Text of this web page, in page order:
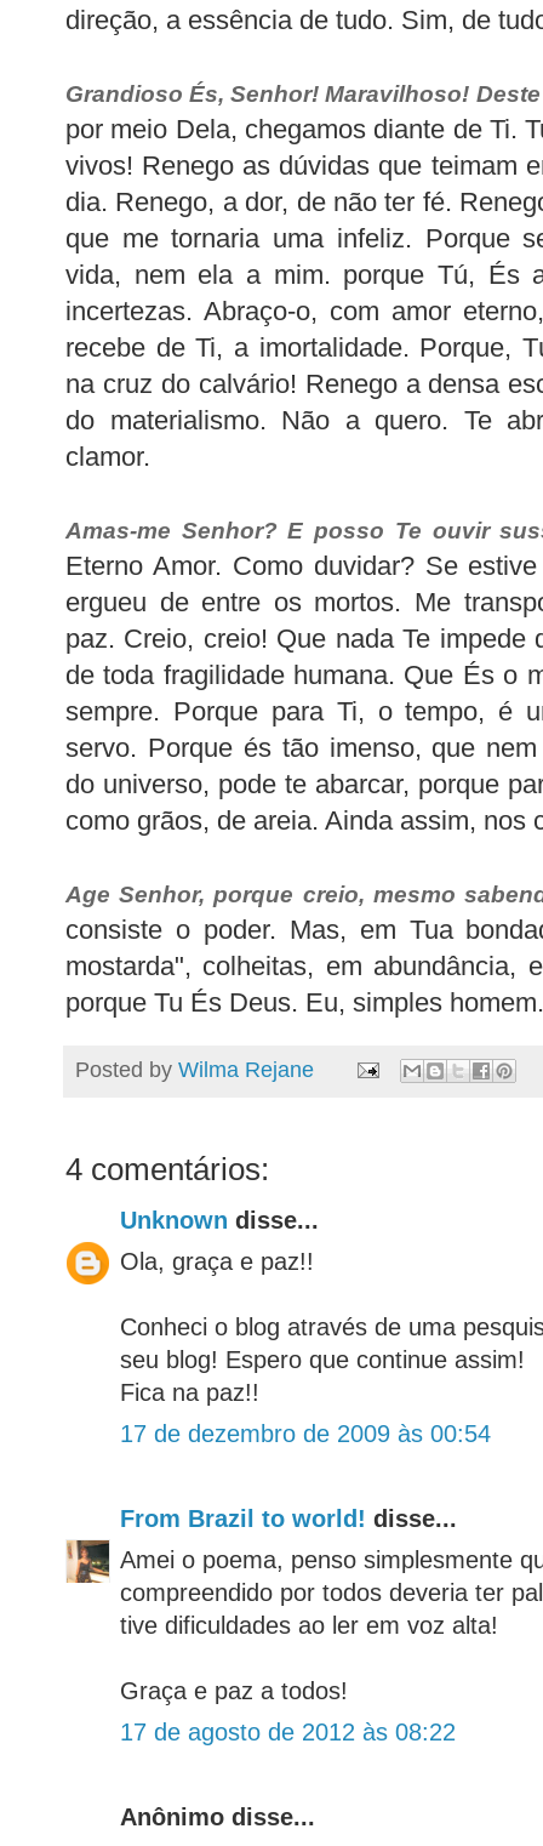
direção, a essência de tudo. Sim, de
Grandioso És, Senhor! Maravilhoso! Deste
por meio Dela, chegamos diante de Ti.
vivos! Renego as dúvidas que teimam
dia. Renego, a dor, de não ter fé.
que me tornaria uma infeliz. Porque
vida, nem ela a mim. porque Tú, És
incertezas. Abraço-o, com amor
recebe de Ti, a imortalidade. Porque,
na cruz do calvário! Renego a densa
do materialismo. Não a quero. Te
clamor.
Amas-me Senhor? E posso Te ouvir
Eterno Amor. Como duvidar? Se
ergueu de entre os mortos. Me
paz. Creio, creio! Que nada Te impede
de toda fragilidade humana. Que És o
sempre. Porque para Ti, o tempo, é
servo. Porque és tão imenso, que
do universo, pode te abarcar, porque
como grãos, de areia. Ainda assim, nos
Age Senhor, porque creio, mesmo
consiste o poder. Mas, em Tua
mostarda", colheitas, em abundância,
porque Tu És Deus. Eu, simples homem.
Posted by Wilma Rejane
4 comentários:
Unknown disse...
Ola, graça e paz!!
Conheci o blog através de uma
seu blog! Espero que continue assim!
Fica na paz!!
17 de dezembro de 2009 às 00:54
From Brazil to world! disse...
Amei o poema, penso simplesmente
compreendido por todos deveria ter
tive dificuldades ao ler em voz alta!
Graça e paz a todos!
17 de agosto de 2012 às 08:22
Anônimo disse...